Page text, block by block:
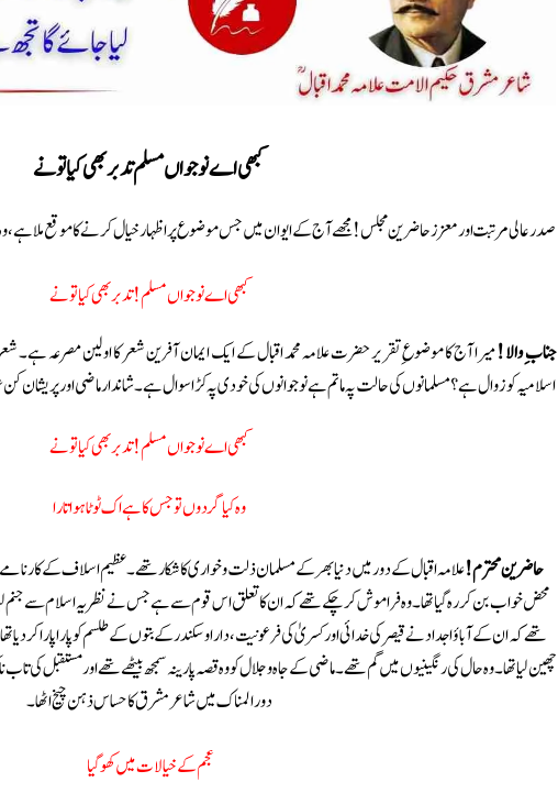
کبھی اے نوجواں مسلم تدبر بھی کیا تو نے
صدر عالی مرتبت اور معزز حاضرین مجلس ! مجھے آج کے ایوان میں جس موضوع پر اظہار خیال کرنے کا موقع ملا ہے ،
کبھی اے نوجواں مسلم ! تدبر بھی کیا تو نے
جناب ِ والا !میرا آج کا موضوع ِ تقریر حضرت علامہ محمد اقبال کے ایک ایمان آفرین شعر کا اولین مصرعہ
اسلامیہ کو زوال ہے ؟مسلمانوں کی حالت پہ ماتم ہے نوجوانوں کی خودی پہ کڑا سوال ہے ۔ شاندار ماضی اور پریشان
کبھی اے نوجواں مسلم ! تدبر بھی کیا تو نے
وہ کیا گردوں تو جس کا ہے اک ٹوٹا ہوا تارا
حاضرین محترم!علامہ اقبال کے دور میں دنیا بھر کے مسلمان ذلت وخواری کا شکار تھے ۔ عظیم اسلاف کے
محض خواب بن کر رہ گیا تھا۔ وہ فراموش کر چکے تھے کہ ان کا تعلق اس قوم سے ہے جس نے نظریہ اسلام سے جنم لیا
تھے کہ ان کے آباؤ اجداد نے قیصر کی خدائی اور کسریٰ کی فرعونیت ،دارا و سکندر کے بتوں کے طلسم کو پارا پارا
چھین لیا تھا۔ وہ حال کی رنگینیوں میں گم تھے۔ ماضی کے جاہ و جلال کو وہ قصہ پارینہ سمجھ بیٹھے تھے اور مستقبل کی
دور المناک میں شاعر مشرق کا حساس ذہن چیخ اٹھا۔
عجم کے خیالات میں کھو گیا